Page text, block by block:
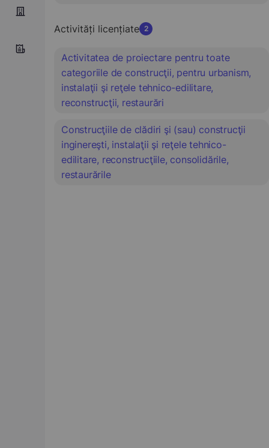
Activități licențiate 2
Activitatea de proiectare pentru toate
categoriile de construcţii, pentru urbanism,
instalaţii şi reţele tehnico-edilitare,
reconstrucţii, restaurări
Construcţiile de clădiri şi (sau) construcţii
inginereşti, instalaţii şi reţele tehnico-
edilitare, reconstrucţiile, consolidările,
restaurările